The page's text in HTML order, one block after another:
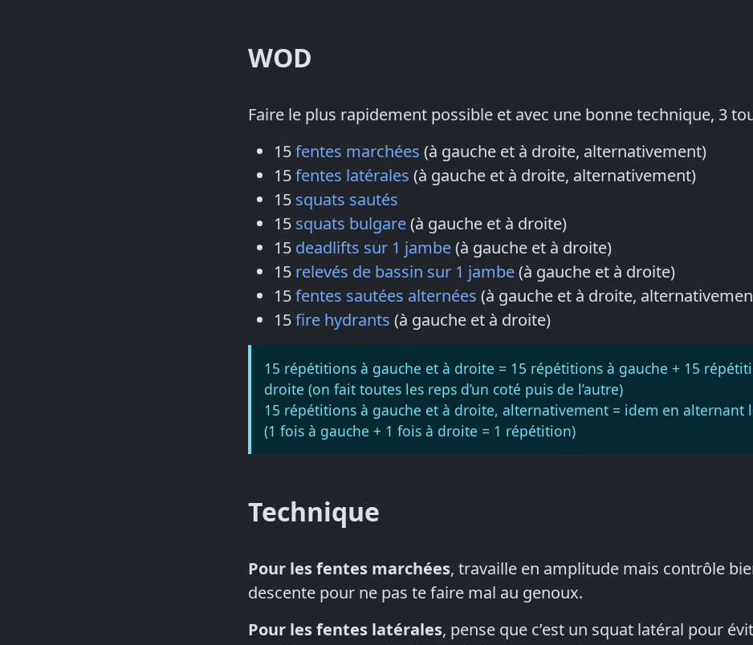
WOD
Faire le plus rapidement possible et avec une bonne technique, 3
15fentes marchées (à gauche et à droite, alternativement)
15fentes latérales (à gauche et à droite, alternativement)
15 squats sautés
15 squats bulgare(à gauche et à droite)
15 deadlifts sur 1 jambe(à gauche et à droite)
15 relevés de bassin sur 1 jambe(à gauche et à droite)
15fentes sautées alternées (à gauche et à droite,
15fire hydrants (à gauche et à droite)
15 répétitions à gauche et à droite = 15 répétitions à gauche + 15
droite (on fait toutes les reps d’un coté puis de l’autre)
15 répétitions à gauche et à droite, alternativement = idem en alternant
(1 fois à gauche + 1 fois à droite = 1 répétition)
Technique
Pour les fentes marchées, travaille en amplitude mais contrôle
descente pour ne pas te faire mal au genoux.
Pour les fentes latérales, pense que c’est un squat latéral pour